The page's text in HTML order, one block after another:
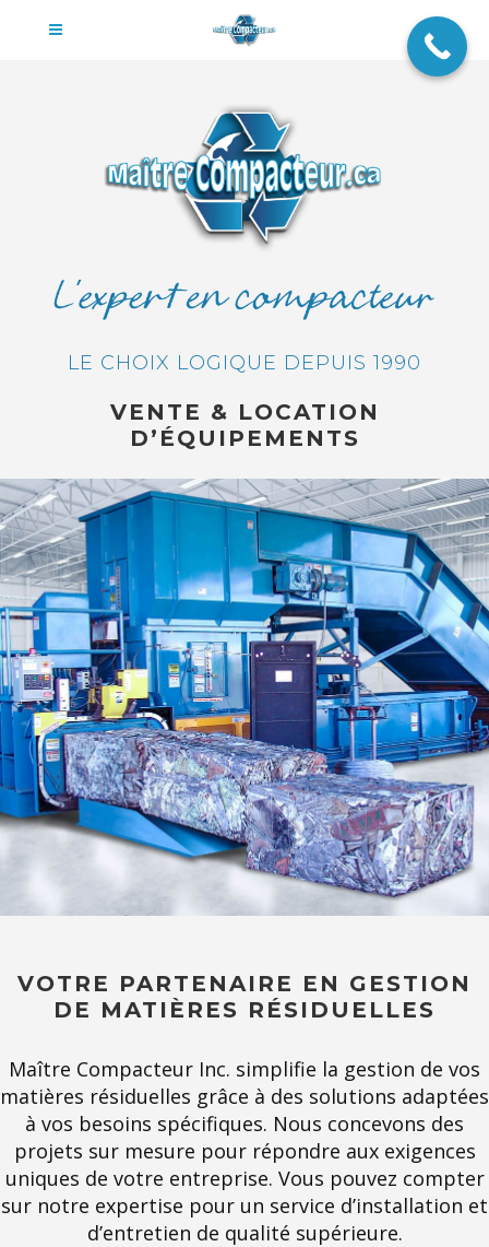
LE CHOIX LOGIQUE DEPUIS 1990
VENTE & LOCATION
D’ÉQUIPEMENTS
VOTRE PARTENAIRE EN GESTION
DE MATIÈRES RÉSIDUELLES
Maître Compacteur Inc. simplifie la gestion de vos
matières résiduelles grâce à des solutions adaptées
à vos besoins spécifiques. Nous concevons des
projets sur mesure pour répondre aux exigences
uniques de votre entreprise. Vous pouvez compter
sur notre expertise pour un service d’installation et
d’entretien de qualité supérieure.